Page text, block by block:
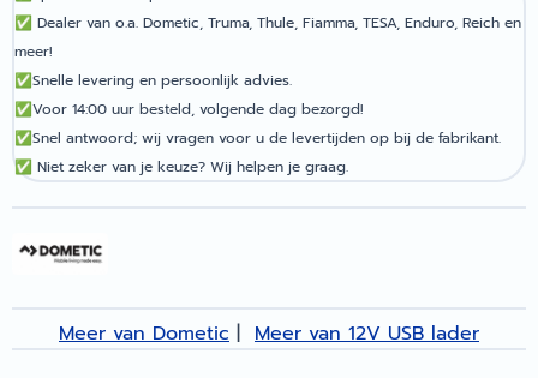
✅ Dealer van o.a. Dometic, Truma, Thule, Fiamma, TESA, Enduro, Reich en
meer!
✅Snelle levering en persoonlijk advies.
✅Voor 14:00 uur besteld, volgende dag bezorgd!
✅Snel antwoord; wij vragen voor u de levertijden op bij de fabrikant.
✅ Niet zeker van je keuze? Wij helpen je graag.
Meer van Dometic | Meer van 12V USB lader